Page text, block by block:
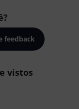
feedback
vistos